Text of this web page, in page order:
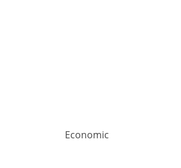
Economic